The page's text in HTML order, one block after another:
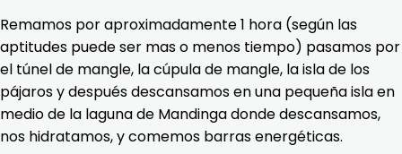
Remamos por aproximadamente 1 hora (según las
aptitudes puede ser mas o menos tiempo) pasamos por
el túnel de mangle, la cúpula de mangle, la isla de los
pájaros y después descansamos en una pequeña isla en
medio de la laguna de Mandinga donde descansamos,
nos hidratamos, y comemos barras energéticas.